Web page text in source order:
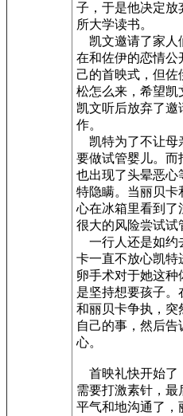
子，于是他决定放
所大学读书。
凯文邀请了家人
在和佐伊的恋情公
己的首映式，但佐
松怎么来，希望凯
凯文听后放弃了邀
作。
凯特为了不让母
要做试管婴儿。而
也出现了头晕恶心
特隐瞒。当丽贝卡
心在冰箱里看到了
很大的风险尝试试
一行人还是如约
卡一直不放心凯特
卵手术对于她这
是坚持想要孩子
和丽贝卡争执，突
自己的事，然后
心。
首映礼快开始了
需要打激素针，
平气和地沟通了，